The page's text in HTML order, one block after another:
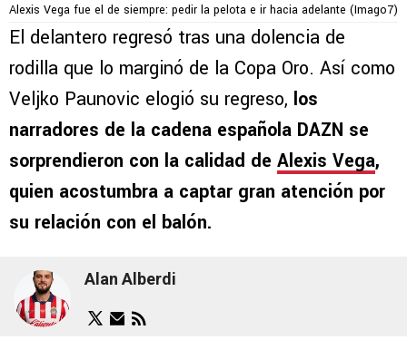
Alexis Vega fue el de siempre: pedir la pelota e ir hacia adelante (Imago7)
El delantero regresó tras una dolencia de
rodilla que lo marginó de la Copa Oro. Así como
Veljko Paunovic elogió su regreso, los
narradores de la cadena española DAZN se
sorprendieron con la calidad de Alexis Vega,
quien acostumbra a captar gran atención por
su relación con el balón.
Alan Alberdi